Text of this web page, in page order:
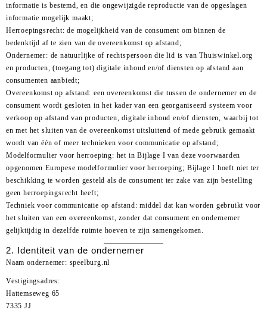
informatie is bestemd, en die ongewijzigde reproductie van de opgeslagen
informatie mogelijk maakt;
Herroepingsrecht: de mogelijkheid van de consument om binnen de
bedenktijd af te zien van de overeenkomst op afstand;
Ondernemer: de natuurlijke of rechtspersoon die lid is van Thuiswinkel.org
en producten, (toegang tot) digitale inhoud en/of diensten op afstand aan
consumenten aanbiedt;
Overeenkomst op afstand: een overeenkomst die tussen de ondernemer en de
consument wordt gesloten in het kader van een georganiseerd systeem voor
verkoop op afstand van producten, digitale inhoud en/of diensten, waarbij tot
en met het sluiten van de overeenkomst uitsluitend of mede gebruik gemaakt
wordt van één of meer technieken voor communicatie op afstand;
Modelformulier voor herroeping: het in Bijlage I van deze voorwaarden
opgenomen Europese modelformulier voor herroeping; Bijlage I hoeft niet ter
beschikking te worden gesteld als de consument ter zake van zijn bestelling
geen herroepingsrecht heeft;
Techniek voor communicatie op afstand: middel dat kan worden gebruikt voor
het sluiten van een overeenkomst, zonder dat consument en ondernemer
gelijktijdig in dezelfde ruimte hoeven te zijn samengekomen.
2. Identiteit van de ondernemer
Naam ondernemer: speelburg.nl
Vestigingsadres:
Hattemseweg 65
7335 JJ